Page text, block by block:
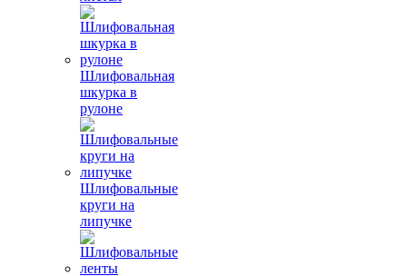
Шлифовальная
шкурка в
рулоне
Шлифовальные
круги на
липучке